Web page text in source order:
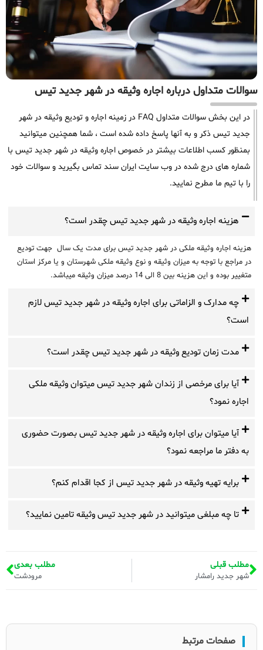
سوالات متداول درباره اجاره وثیقه در شهر جدید تیس
در این بخش سوالات متداول FAQ در زمینه اجاره و تودیع وثیقه در شهر
جدید تیس ذکر و به آنها پاسخ داده شده است ، شما همچنین میتوانید
بمنظور کسب اطلاعات بیشتر در خصوص اجاره وثیقه در شهر جدید تیس با
شماره های درج شده در وب سایت ایران سند تماس بگیرید و سوالات خود
را با تیم ما مطرح نمایید.
هزینه اجاره وثیقه در شهر جدید تیس چقدر است؟
هزینه اجاره وثیقه ملکی در شهر جدید تیس برای مدت یک سال جهت تودیع
در مراجع با توجه به میزان وثیقه و نوع وثیقه ملکی شهرستان و یا مرکز استان
متغییر بوده و این هزینه بین 8 الی 14 درصد میزان وثیقه میباشد.
چه مدارک و الزاماتی برای اجاره وثیقه در شهر جدید تیس لازم
است؟
مدت زمان تودیع وثیقه در شهر جدید تیس چقدر است؟
آیا برای مرخصی از زندان شهر جدید تیس میتوان وثیقه ملکی
اجاره نمود؟
آیا میتوان برای اجاره وثیقه در شهر جدید تیس بصورت حضوری
به دفتر ما مراجعه نمود؟
برایه تهیه وثیقه در شهر جدید تیس از کجا اقدام کنم؟
تا چه مبلغی میتوانید در شهر جدید تیس وثیقه تامین نمایید؟
مطلب قبلی
شهر جدید رامشار
مطلب بعدی
مرودشت
صفحات مرتبط